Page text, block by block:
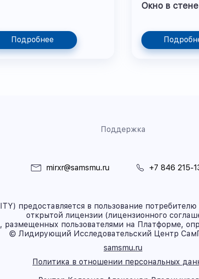
Подробнее
Окно в стене
Поддержка
mirxr@samsmu.ru +7 846 215-
предоставляется в пользование
открытой лицензии (лицензионного
пользователями на Платформе,
© Лидирующий Исследовательский Центр
samsmu.ru
Политика в отношении персональных